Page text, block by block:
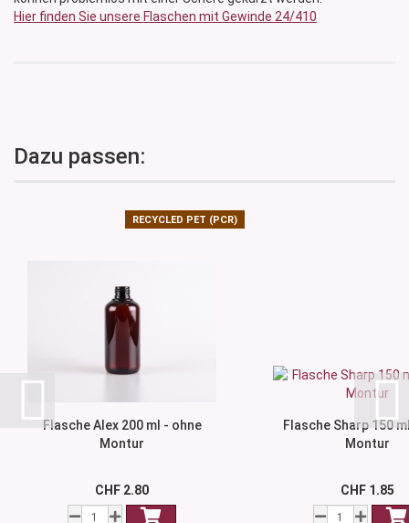
Hier finden Sie unsere Flaschen mit Gewinde 24/410
Dazu passen:
RECYCLED PET (PCR)
Flasche Alex 200 ml - ohne
Montur
CHF 2.80
Flasche Sharp 150
Montur
CHF 1.85